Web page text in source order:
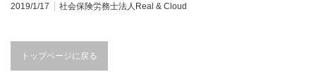
2019/1/17 社会保険労務士法人Real & Cloud
トップページに戻る